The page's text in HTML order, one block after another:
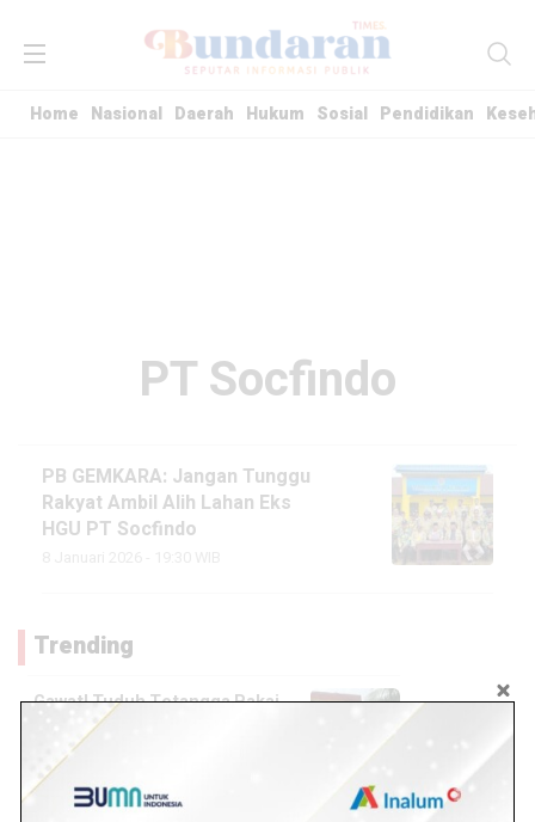
Home Nasional Daerah Hukum Sosial Pendidikan
PT Socfindo
PB GEMKARA: Jangan Tunggu
Rakyat Ambil Alih Lahan Eks
HGU PT Socfindo
Trending
Gawat! Tuduh Tetangga Pakai
Pesugihan, Oknum NW PNS
Guru SDN Air Batu Resmi di
Laporkan
4.9k views